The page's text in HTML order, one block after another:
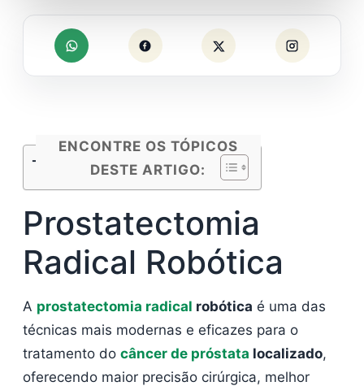
ENCONTRE OS TÓPICOS
DESTE ARTIGO:
Tópicos do Conteúdo
Prostatectomia
Radical Robótica
A prostatectomia radical robótica é uma das
técnicas mais modernas e eficazes para o
tratamento do câncer de próstata localizado,
oferecendo maior precisão cirúrgica, melhor